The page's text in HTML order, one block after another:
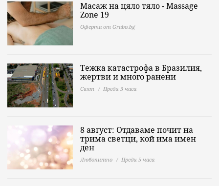
Масаж на цяло тяло - Massage
Zone 19
Оферта от Grabo.bg
Тежка катастрофа в Бразилия,
жертви и много ранени
Свят Преди 3 часа
8 август: Отдаваме почит на
трима светци, кой има имен
ден
Любопитно Преди 5 часа